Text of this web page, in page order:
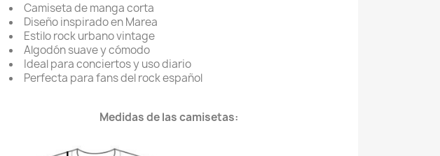
Camiseta de manga corta
Diseño inspirado en Marea
Estilo rock urbano vintage
Algodón suave y cómodo
Ideal para conciertos y uso diario
Perfecta para fans del rock español
Medidas de las camisetas: